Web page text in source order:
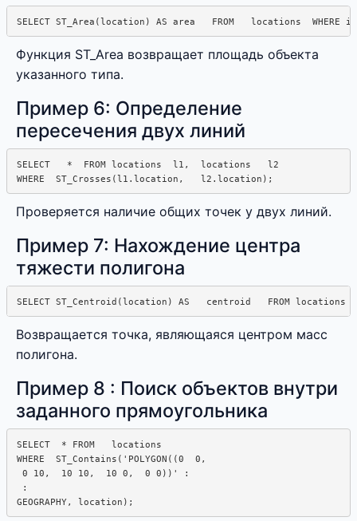
Функция ST_Area возвращает площадь объекта
указанного типа.
Пример 6: Определение
пересечения двух линий
SELECT   *  FROM locations  l1,  locations   l2
Проверяется наличие общих точек у двух линий.
Пример 7: Нахождение центра
тяжести полигона
Возвращается точка, являющаяся центром масс
полигона.
Пример 8 : Поиск объектов внутри
заданного прямоугольника
SELECT  * FROM   locations
WHERE  ST_Contains('POLYGON((0  0,
0 10,  10 10,  10 0,  0 0))' :
: